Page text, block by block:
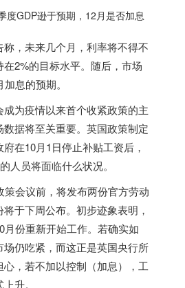
度GDP逊于预期，12月是否加息
，未来几个月，利率将不得不
2%的目标水平。随后，市场
息的预期。
成为疫情以来首个收紧政策的主
据将至关重要。 英国政策制定
在10月1日停止补贴工资后，
人员将面临什么状况。
会议前，将发布两份官方劳动
于下周公布。初步迹象表明，
月份重新开始工作。若确实如
仍吃紧，而这正是英国央行所
心，若不加以控制（加息），工
升。